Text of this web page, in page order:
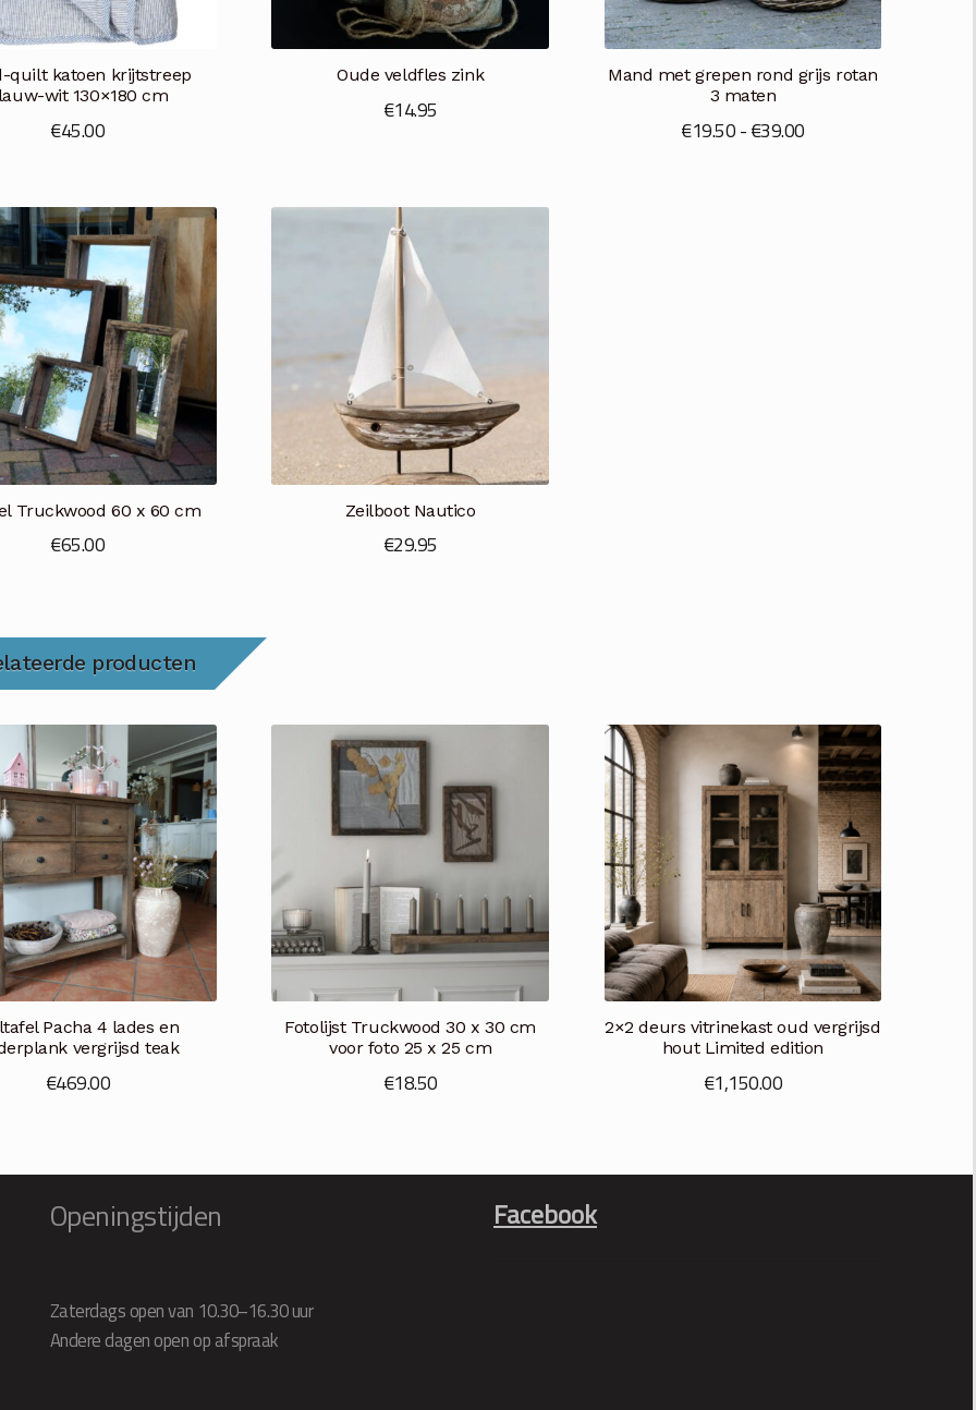
quilt katoen krijtstreep
wit 130×180 cm
€45.00
Oude veldfles zink
€14.95
Mand met grepen rond grijs rotan
3 maten
€19.50-€39.00Prijsklasse:
Truckwood 60 x 60 cm
€65.00
Zeilboot Nautico
€29.95
producten
Pacha 4 lades en
vergrijsd teak
€469.00
Fotolijst Truckwood 30 x 30 cm
voor foto 25 x 25 cm
€18.50
2×2 deurs vitrinekast oud vergrijsd
hout Limited edition
€1,150.00
Openingstijden
Zaterdags open van 10.30–16.30 uur
Andere dagen open op afspraak
Facebook